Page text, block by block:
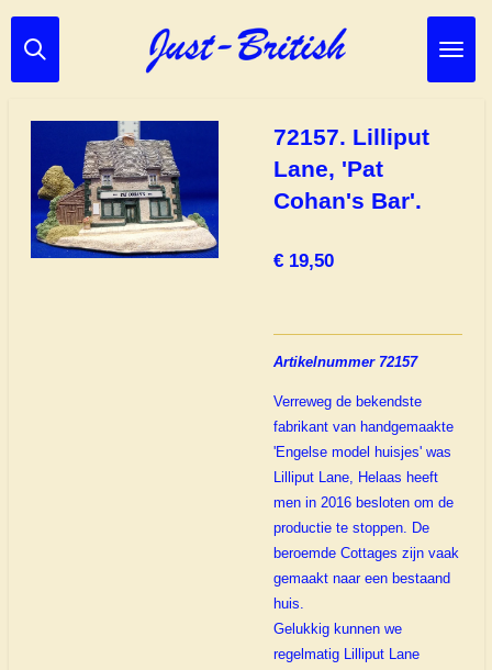
Ga
direct
hoofdinhoud
72157. Lilliput
Lane, 'Pat
Cohan's Bar'.
€ 19,50
Artikelnummer 72157
Verreweg de bekendste
fabrikant van handgemaakte
'Engelse model huisjes' was
Lilliput Lane, Helaas heeft
men in 2016 besloten om de
productie te stoppen. De
beroemde Cottages zijn vaak
gemaakt naar een bestaand
huis.
Gelukkig kunnen we
regelmatig Lilliput Lane